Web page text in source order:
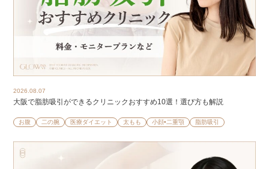
2026.08.07
大阪で脂肪吸引ができるクリニックおすすめ10選！選び方も解説
お腹 二の腕 医療ダイエット 太もも 小顔•二重顎 脂肪吸引